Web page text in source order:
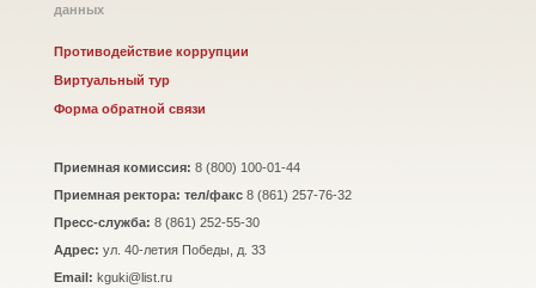
данных
Противодействие коррупции
Виртуальный тур
Форма обратной связи
Приемная комиссия: 8 (800) 100-01-44
Приемная ректора: тел/факс 8 (861) 257-76-32
Пресс-служба: 8 (861) 252-55-30
Адрес: ул. 40-летия Победы, д. 33
Email: kguki@list.ru